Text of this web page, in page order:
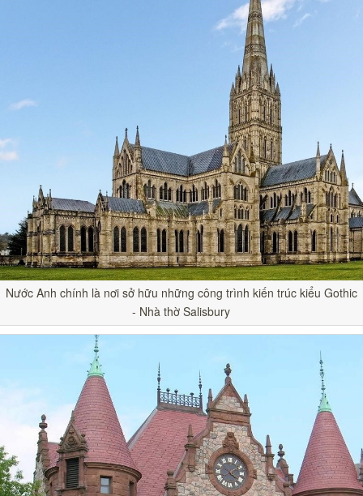
Nước Anh chính là nơi sở hữu những công trình kiến trúc kiểu Gothic
- Nhà thờ Salisbury